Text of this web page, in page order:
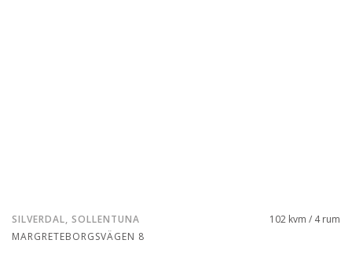
SILVERDAL, SOLLENTUNA
MARGRETEBORGSVÄGEN 8
102 kvm / 4 rum